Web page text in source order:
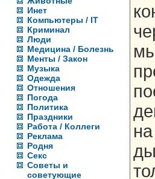
Инет
Компьютеры / IT
Криминал
Люди
Медицина / Болезнь
Менты / Закон
Музыка
Одежда
Отношения
Погода
Политика
Праздники
Работа / Коллеги
Реклама
Родня
Секс
Советы и
советующие